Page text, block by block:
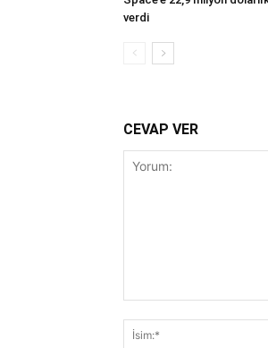
verdi
CEVAP VER